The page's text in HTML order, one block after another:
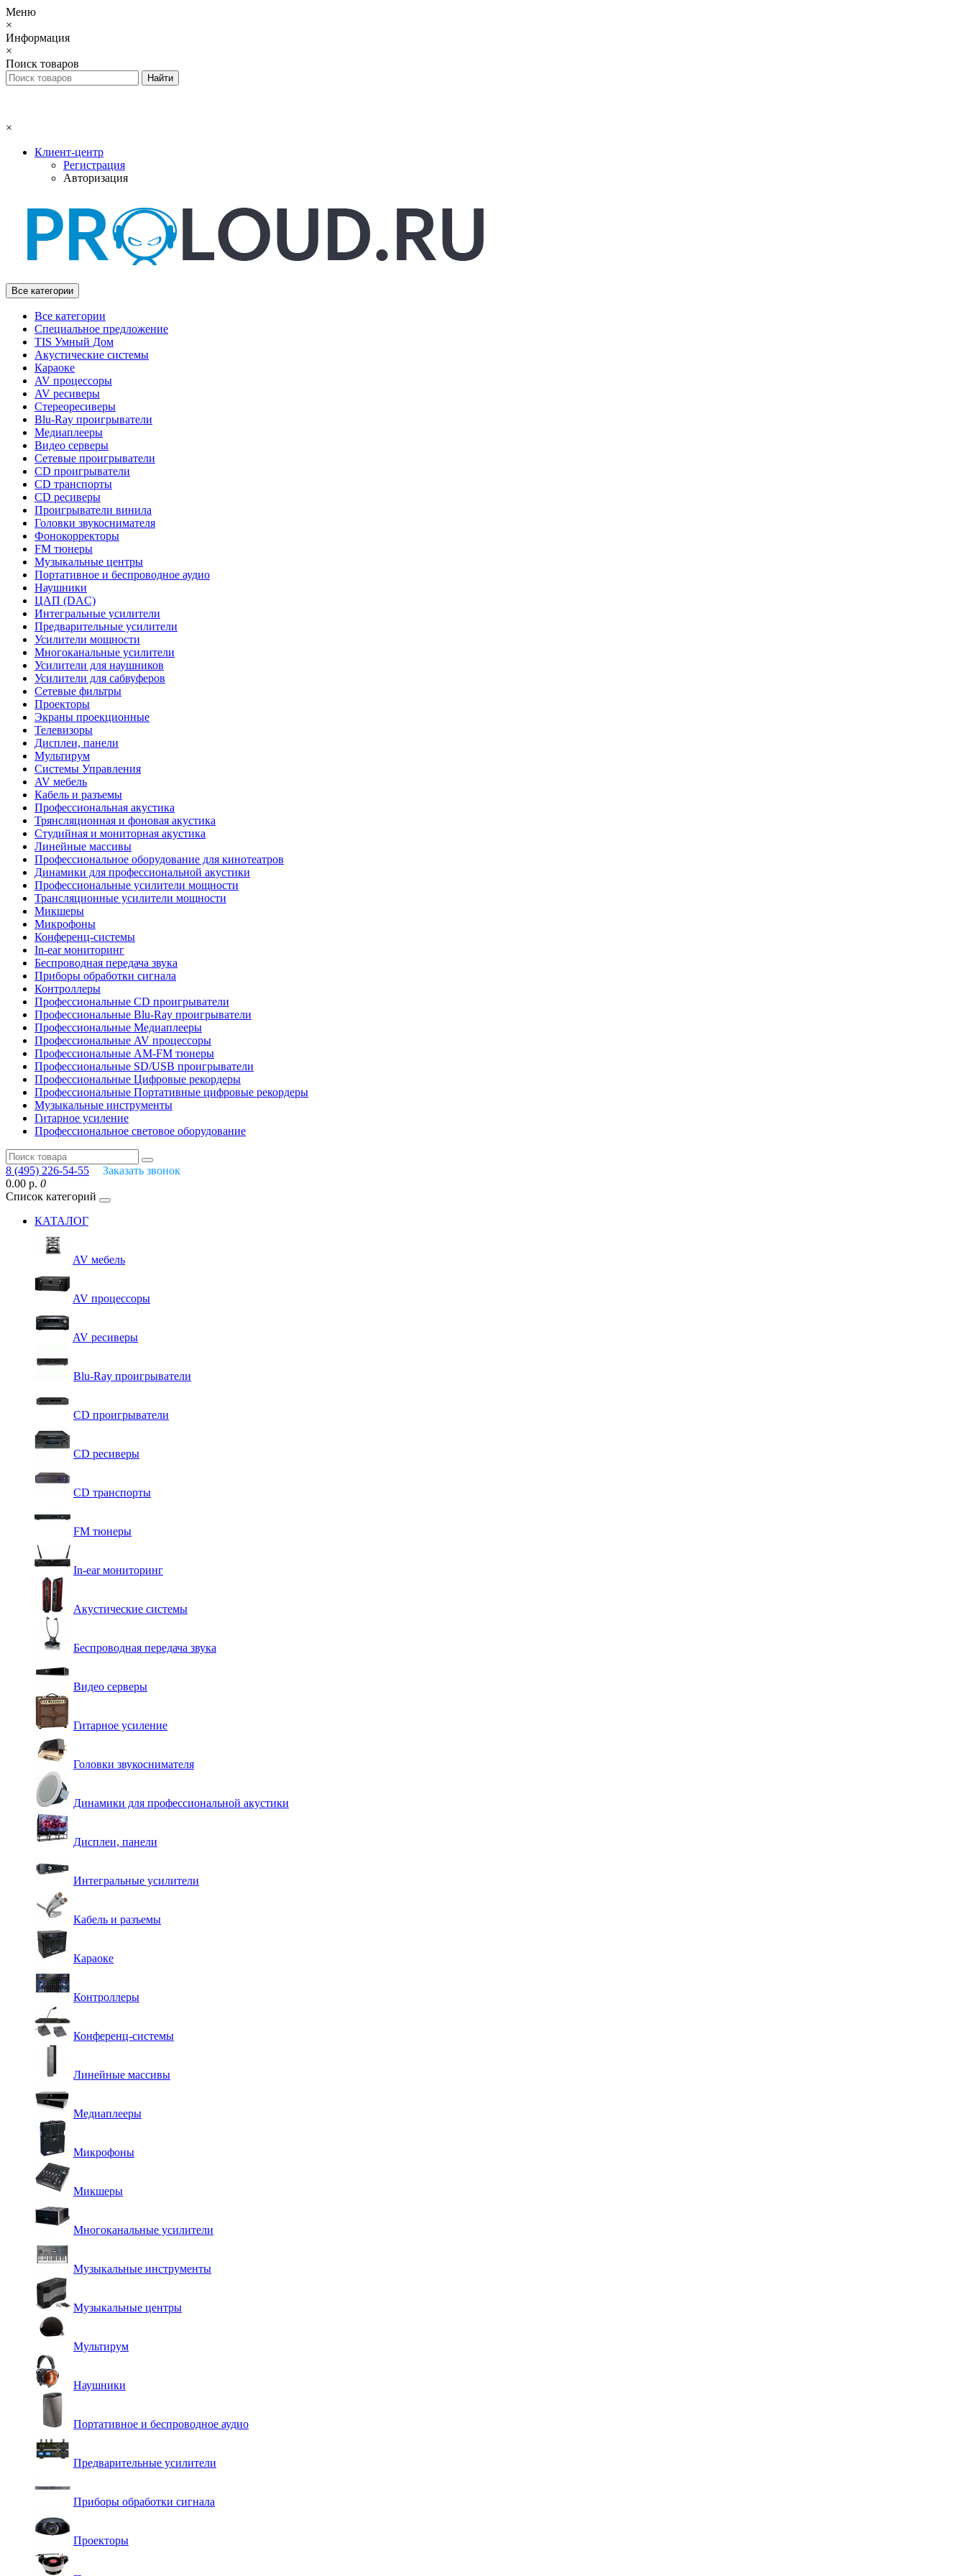
Меню
×
Информация
×
Поиск товаров
×
Клиент-центр
Регистрация
Авторизация
Все категории
Все категории
Специальное предложение
TIS Умный Дом
Акустические системы
Караоке
AV процессоры
AV ресиверы
Стереоресиверы
Blu-Ray проигрыватели
Медиаплееры
Видео серверы
Сетевые проигрыватели
CD проигрыватели
CD транспорты
CD ресиверы
Проигрыватели винила
Головки звукоснимателя
Фонокорректоры
FM тюнеры
Музыкальные центры
Портативное и беспроводное аудио
Наушники
ЦАП (DAC)
Интегральные усилители
Предварительные усилители
Усилители мощности
Многоканальные усилители
Усилители для наушников
Усилители для сабвуферов
Сетевые фильтры
Проекторы
Экраны проекционные
Телевизоры
Дисплеи, панели
Мультирум
Системы Управления
AV мебель
Кабель и разъемы
Профессиональная акустика
Трянсляционная и фоновая акустика
Студийная и мониторная акустика
Линейные массивы
Профессиональное оборудование для кинотеатров
Динамики для профессиональной акустики
Профессиональные усилители мощности
Трансляционные усилители мощности
Микшеры
Микрофоны
Конференц-системы
In-ear мониторинг
Беспроводная передача звука
Приборы обработки сигнала
Контроллеры
Профессиональные СD проигрыватели
Профессиональные Blu-Ray проигрыватели
Профессиональные Медиаплееры
Профессиональные AV процессоры
Профессиональные AM-FM тюнеры
Профессиональные SD/USB проигрыватели
Профессиональные Цифровые рекордеры
Профессиональные Портативные цифровые рекордеры
Музыкальные инструменты
Гитарное усиление
Профессиональное световое оборудование
8 (495) 226-54-55
Заказать звонок
0.00 р. 0
Список категорий
КАТАЛОГ
AV мебель
AV процессоры
AV ресиверы
Blu-Ray проигрыватели
CD проигрыватели
CD ресиверы
CD транспорты
FM тюнеры
In-ear мониторинг
Акустические системы
Беспроводная передача звука
Видео серверы
Гитарное усиление
Головки звукоснимателя
Динамики для профессиональной акустики
Дисплеи, панели
Интегральные усилители
Кабель и разъемы
Караоке
Контроллеры
Конференц-системы
Линейные массивы
Медиаплееры
Микрофоны
Микшеры
Многоканальные усилители
Музыкальные инструменты
Музыкальные центры
Мультирум
Наушники
Портативное и беспроводное аудио
Предварительные усилители
Приборы обработки сигнала
Проекторы